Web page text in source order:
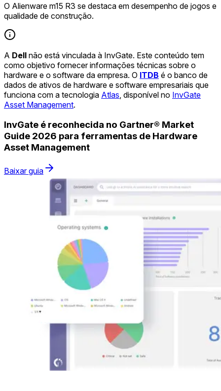
O Alienware m15 R3 se destaca em desempenho de jogos e
qualidade de construção.
A Dell não está vinculada à InvGate. Este conteúdo tem
como objetivo fornecer informações técnicas sobre o
hardware e o software da empresa. O ITDB é o banco de
dados de ativos de hardware e software empresariais que
funciona com a tecnologia Atlas , disponível no InvGate
Asset Management.
InvGate é reconhecida no Gartner® Market
Guide 2026 para ferramentas de Hardware
Asset Management
Baixar guia